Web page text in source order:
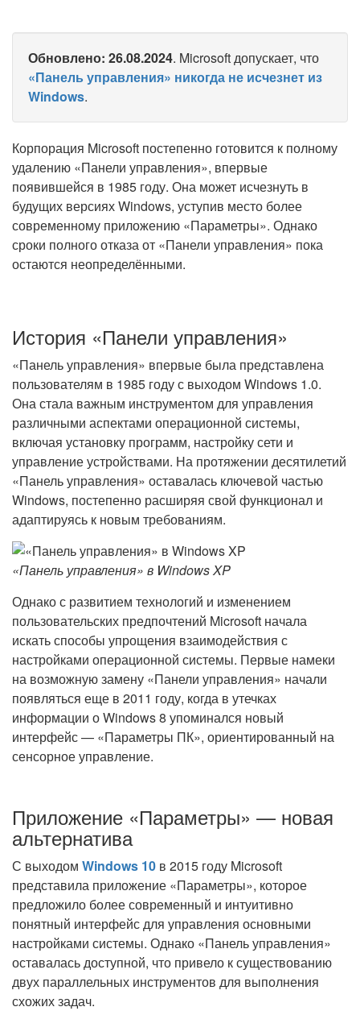
Обновлено: 26.08.2024. Microsoft допускает, что
«Панель управления» никогда не исчезнет из
Windows.
Корпорация Microsoft постепенно готовится к полному
удалению «Панели управления», впервые
появившейся в 1985 году. Она может исчезнуть в
будущих версиях Windows, уступив место более
современному приложению «Параметры». Однако
сроки полного отказа от «Панели управления» пока
остаются неопределёнными.
История «Панели управления»
«Панель управления» впервые была представлена
пользователям в 1985 году с выходом Windows 1.0.
Она стала важным инструментом для управления
различными аспектами операционной системы,
включая установку программ, настройку сети и
управление устройствами. На протяжении десятилетий
«Панель управления» оставалась ключевой частью
Windows, постепенно расширяя свой функционал и
адаптируясь к новым требованиям.
«Панель управления» в Windows XP
Однако с развитием технологий и изменением
пользовательских предпочтений Microsoft начала
искать способы упрощения взаимодействия с
настройками операционной системы. Первые намеки
на возможную замену «Панели управления» начали
появляться еще в 2011 году, когда в утечках
информации о Windows 8 упоминался новый
интерфейс — «Параметры ПК», ориентированный на
сенсорное управление.
Приложение «Параметры» — новая
альтернатива
С выходом Windows 10 в 2015 году Microsoft
представила приложение «Параметры», которое
предложило более современный и интуитивно
понятный интерфейс для управления основными
настройками системы. Однако «Панель управления»
оставалась доступной, что привело к существованию
двух параллельных инструментов для выполнения
схожих задач.